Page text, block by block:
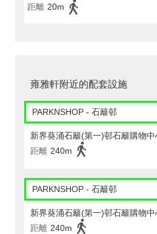
距離 20m
雍雅軒附近的配套設施
PARKNSHOP - 石籬邨
新界葵涌石籬(第一)邨石籬購物
距離 240m
PARKNSHOP - 石籬邨
新界葵涌石籬(第一)邨石籬購物
距離 240m